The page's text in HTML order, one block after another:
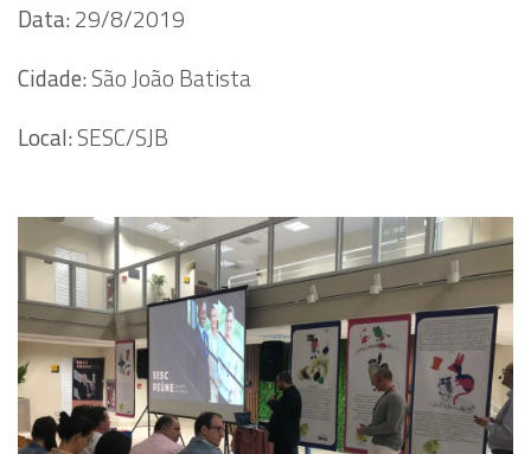
Data:29/8/2019
Cidade:São João Batista
Local:SESC/SJB